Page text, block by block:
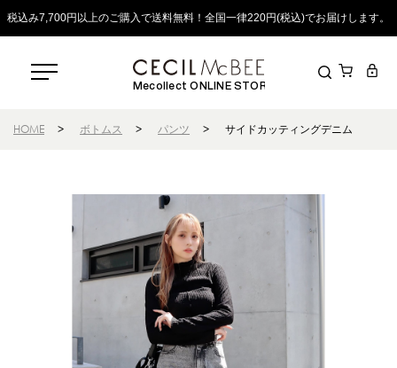
税込み7,700円以上のご購入で送料無料！全国一律220円(税込)でお届けします。
Mecollect ONLINE STORE
HOME > ボトムス > パンツ > サイドカッティングデニム